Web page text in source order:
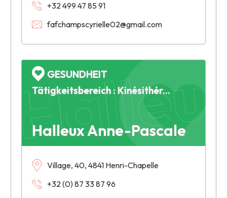
+32 499 47 85 91
fafchampscyrielle02@gmail.com
Halleux Anne-Pascale
GESUNDHEIT
Tätigkeitsbereich : Kinésithérapie
Village, 40, 4841 Henri-Chapelle
+32 (0) 87 33 87 96